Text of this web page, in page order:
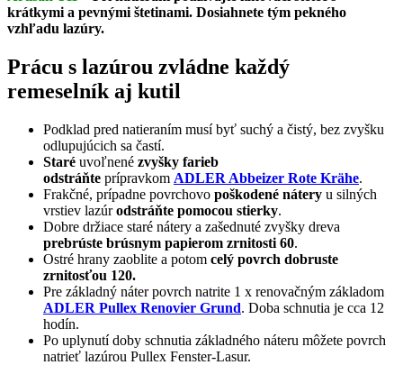
krátkymi a pevnými štetinami. Dosiahnete tým pekného
vzhľadu lazúry.
Prácu s lazúrou zvládne každý
remeselník aj kutil
Podklad pred natieraním musí byť suchý a čistý, bez zvyšku
odlupujúcich sa častí.
Staré uvoľnené zvyšky farieb
odstráňte prípravkom ADLER Abbeizer Rote Krähe.
Frakčné, prípadne povrchovo poškodené nátery u silných
vrstiev lazúrodstráňte pomocou stierky.
Dobre držiace staré nátery a zašednuté zvyšky dreva
prebrúste brúsnym papierom zrnitosti 60.
Ostré hrany zaoblite a potom celý povrch dobruste
zrnitosťou 120.
Pre základný náter povrch natrite 1 x renovačným základom
ADLER Pullex Renovier Grund. Doba schnutia je cca 12
hodín.
Po uplynutí doby schnutia základného náteru môžete povrch
natrieť lazúrou Pullex Fenster-Lasur.